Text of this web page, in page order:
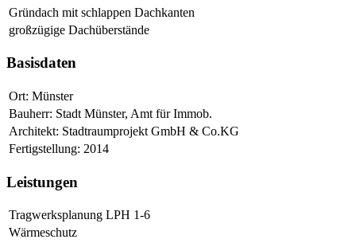
Gründach mit schlappen Dachkanten
großzügige Dachüberstände
Basisdaten
Ort: Münster
Bauherr: Stadt Münster, Amt für Immob.
Architekt: Stadtraumprojekt GmbH & Co.KG
Fertigstellung: 2014
Leistungen
Tragwerksplanung LPH 1-6
Wärmeschutz